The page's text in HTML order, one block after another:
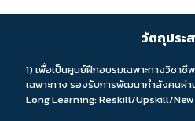
วัตถุประ
1) เพื่อเป็นศูนย์ฝึกอบรมเฉพาะทางวิชา
เฉพาะทาง รองรับการพัฒนากำลังคนผ่
Long Learning: Reskill/Upskill/